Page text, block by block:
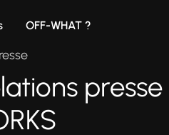
OFF-WHAT ?